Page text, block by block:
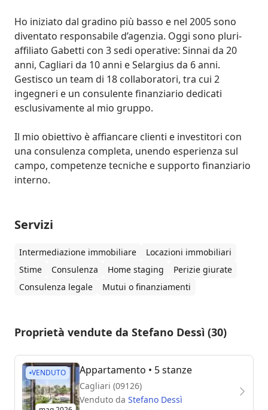
Ho iniziato dal gradino più basso e nel 2005 sono
diventato responsabile d’agenzia. Oggi sono pluri-
affiliato Gabetti con 3 sedi operative: Sinnai da 20
anni, Cagliari da 10 anni e Selargius da 6 anni.
Gestisco un team di 18 collaboratori, tra cui 2
ingegneri e un consulente finanziario dedicati
esclusivamente al mio gruppo.
Il mio obiettivo è affiancare clienti e investitori con
una consulenza completa, unendo esperienza sul
campo, competenze tecniche e supporto finanziario
interno.
Servizi
Intermediazione immobiliare
Locazioni immobiliari
Stime
Consulenza Home staging
Perizie giurate
Consulenza legale
Mutui o finanziamenti
Proprietà vendute da Stefano Dessì (30)
VENDUTO Appartamento • 5 stanze
Cagliari (09126)
Venduto da Stefano Dessì